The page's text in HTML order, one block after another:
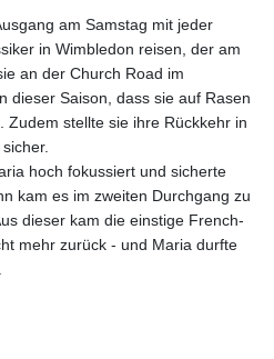
am Samstag mit jeder
in Wimbledon reisen, der am
an der Church Road im
dieser Saison, dass sie auf Rasen
stellte sie ihre Rückkehr in
hoch fokussiert und sicherte
kam es im zweiten Durchgang zu
dieser kam die einstige French-
mehr zurück - und Maria durfte